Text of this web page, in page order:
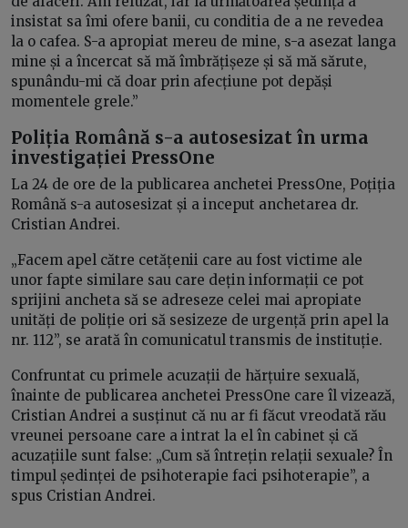
insistat sa îmi ofere banii, cu conditia de a ne revedea
la o cafea. S-a apropiat mereu de mine, s-a asezat langa
mine și a încercat să mă îmbrățișeze și să mă sărute,
spunându-mi că doar prin afecțiune pot depăși
momentele grele.”
Poliția Română s-a autosesizat în urma
investigației PressOne
La 24 de ore de la publicarea anchetei PressOne, Poțiția
Română s-a autosesizat și a inceput anchetarea dr.
Cristian Andrei.
„Facem apel către cetățenii care au fost victime ale
unor fapte similare sau care dețin informații ce pot
sprijini ancheta să se adreseze celei mai apropiate
unități de poliție ori să sesizeze de urgență prin apel la
nr. 112”, se arată în comunicatul transmis de instituție.
Confruntat cu primele acuzații de hărțuire sexuală,
înainte de publicarea anchetei PressOne care îl vizează,
Cristian Andrei a susținut că nu ar fi făcut vreodată rău
vreunei persoane care a intrat la el în cabinet și că
acuzațiile sunt false: „Cum să întrețin relații sexuale? În
timpul ședinței de psihoterapie faci psihoterapie”, a
spus Cristian Andrei.